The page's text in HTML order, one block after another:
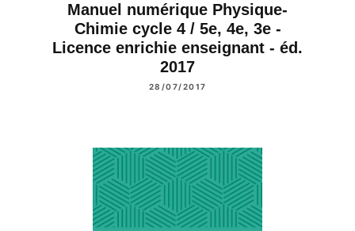
Manuel numérique Physique-
Chimie cycle 4 / 5e, 4e, 3e -
Licence enrichie enseignant - éd.
2017
28/07/2017